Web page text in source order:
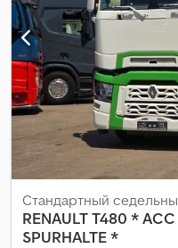
водителя:спальный отсек
автоматический
воздух
, количество
(Электронная тормозная
полосы движения,
гидроусилитель руля,
навигационная система,
сиденья, система
холодильник,
Стандартный
RENAULTT480 *
SPURHALTE *